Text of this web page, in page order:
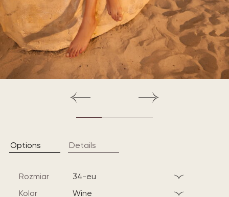
Options Details
Rozmiar
34-eu
Kolor
wine